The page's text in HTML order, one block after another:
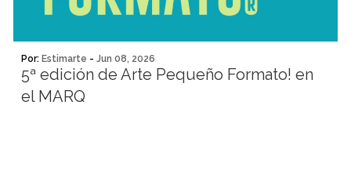
Por: Estimarte - Jun 08, 2026
5ª edición de Arte Pequeño Formato! en
el MARQ